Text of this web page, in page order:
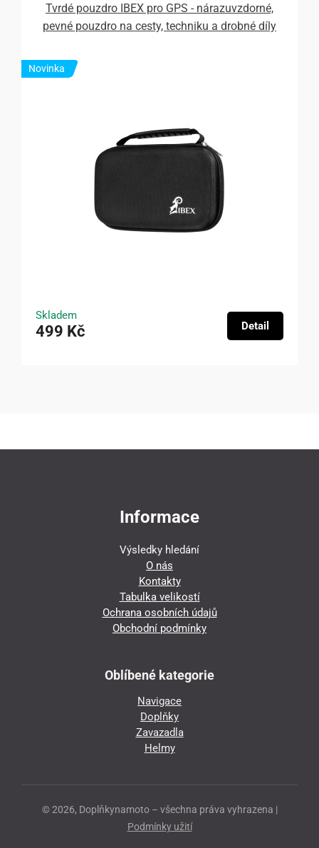
Tvrdé pouzdro IBEX pro GPS - nárazuvzdorné,
pevné pouzdro na cesty, techniku ​​a drobné díly
Novinka
Skladem
499 Kč Detail
Informace
Výsledky hledání
O nás
Kontakty
Tabulka velikostí
Ochrana osobních údajů
Obchodní podmínky
Oblíbené kategorie
Navigace
Doplňky
Zavazadla
Helmy
© 2026, Doplňkynamoto – všechna práva vyhrazena |
Podmínky užití